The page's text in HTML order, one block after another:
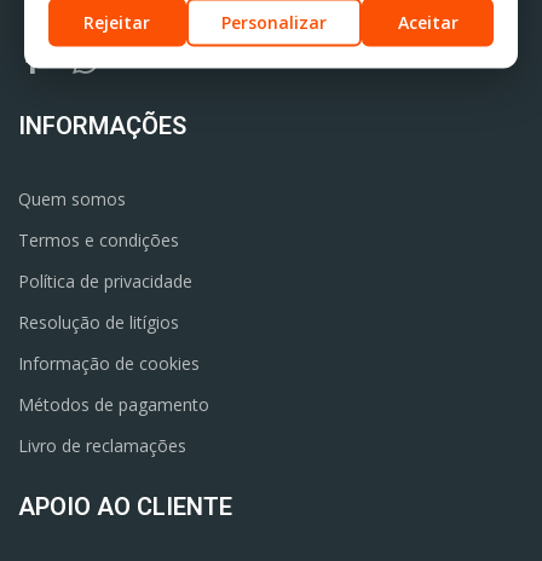
INFORMAÇÕES
Quem somos
Termos e condições
Política de privacidade
Resolução de litígios
Informação de cookies
Métodos de pagamento
Livro de reclamações
APOIO AO CLIENTE
Rejeitar
Personalizar Aceitar